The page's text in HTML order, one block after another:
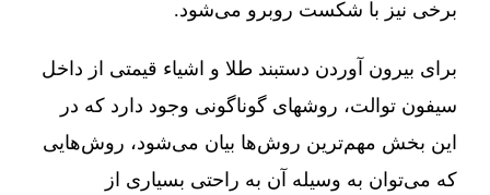
برخی نیز با شکست روبرو می‌شود.
برای بیرون آوردن دستبند طلا و اشیاء قیمتی از داخل
سیفون توالت، روشهای گوناگونی وجود دارد که در
این بخش مهم‌ترین روش‌ها بیان می‌شود، روش‌هایی
که می‌توان به وسیله آن به راحتی بسیاری از